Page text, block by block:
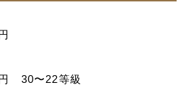
30〜22等級